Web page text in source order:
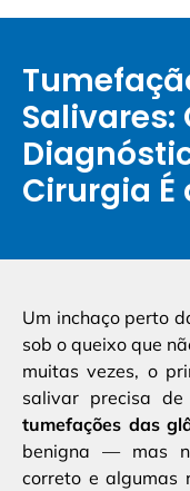
Salivares:
Cirurgia É
Um inchaço perto
sob o queixo que
muitas vezes, o
salivar precisa
tumefações das
benigna — mas
correto e algumas